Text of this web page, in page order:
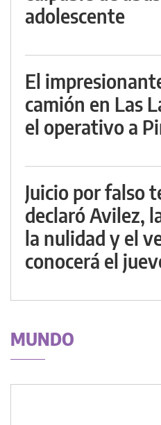
adolescente
El
camión en Las
el operativo a
Juicio por falso
declaró Avilez,
la nulidad y el
conocerá el
MUNDO